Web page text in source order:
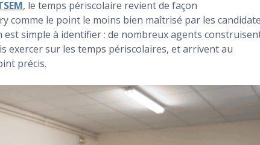
, le temps périscolaire revient de façon
comme le point le moins bien maîtrisé par les
est simple à identifier : de nombreux agents
exercer sur les temps périscolaires, et arrivent au
précis.